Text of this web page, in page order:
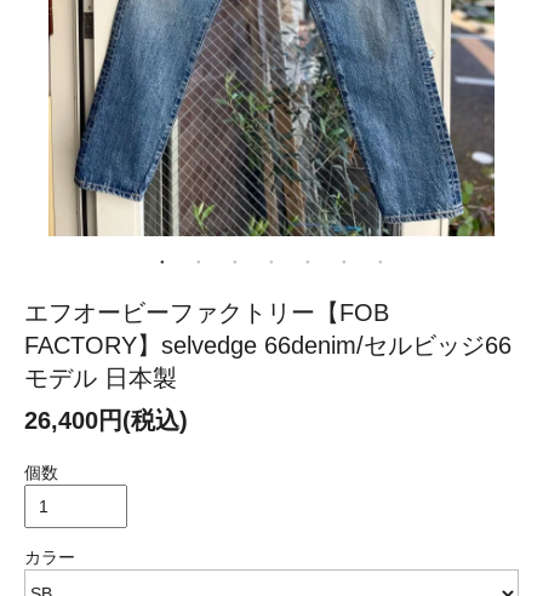
エフオービーファクトリー【FOB
FACTORY】selvedge 66denim/セルビッジ66
モデル 日本製
26,400円(税込)
個数
カラー